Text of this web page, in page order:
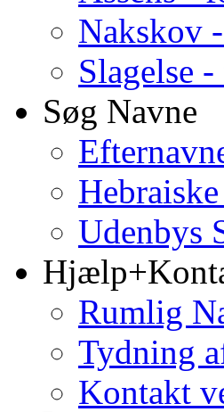
Nakskov
Slagelse
Søg Navne
Udenbys
Rumlig
Tydning
Kontakt